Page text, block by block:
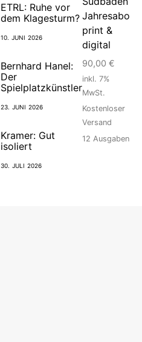
ETRL: Ruhe vor
dem Klagesturm?
10. JUNI 2026
Bernhard Hanel:
Der
Spielplatzkünstler
23. JUNI 2026
Kramer: Gut
isoliert
30. JULI 2026
Jahresabo
print &
digital
90,00 €
inkl. 7%
MwSt.
Kostenloser
Versand
12 Ausgaben